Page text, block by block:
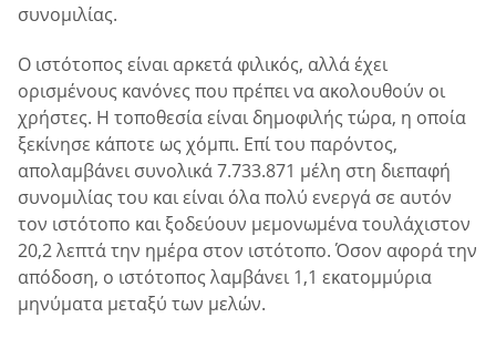
συνομιλίας.
Ο ιστότοπος είναι αρκετά φιλικός, αλλά έχει
ορισμένους κανόνες που πρέπει να ακολουθούν οι
χρήστες. Η τοποθεσία είναι δημοφιλής τώρα, η οποία
ξεκίνησε κάποτε ως χόμπι. Επί του παρόντος,
απολαμβάνει συνολικά 7.733.871 μέλη στη διεπαφή
συνομιλίας του και είναι όλα πολύ ενεργά σε αυτόν
τον ιστότοπο και ξοδεύουν μεμονωμένα τουλάχιστον
20,2 λεπτά την ημέρα στον ιστότοπο. Όσον αφορά την
απόδοση, ο ιστότοπος λαμβάνει 1,1 εκατομμύρια
μηνύματα μεταξύ των μελών.